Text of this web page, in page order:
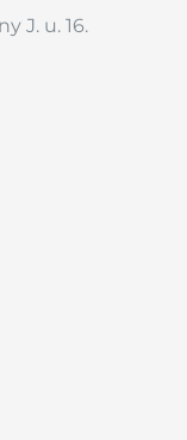
J. u. 16.